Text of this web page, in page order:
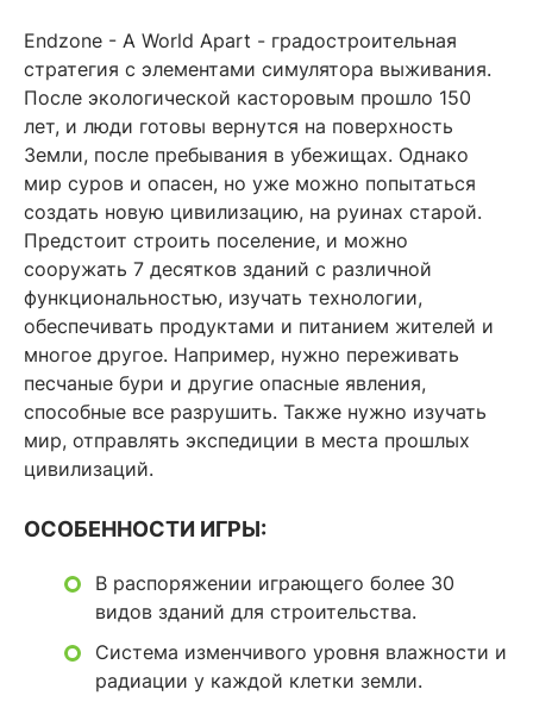
Endzone - A World Apart - градостроительная
стратегия с элементами симулятора выживания.
После экологической касторовым прошло 150
лет, и люди готовы вернутся на поверхность
Земли, после пребывания в убежищах. Однако
мир суров и опасен, но уже можно попытаться
создать новую цивилизацию, на руинах старой.
Предстоит строить поселение, и можно
сооружать 7 десятков зданий с различной
функциональностью, изучать технологии,
обеспечивать продуктами и питанием жителей и
многое другое. Например, нужно переживать
песчаные бури и другие опасные явления,
способные все разрушить. Также нужно изучать
мир, отправлять экспедиции в места прошлых
цивилизаций.
ОСОБЕННОСТИ ИГРЫ:
В распоряжении играющего более 30
видов зданий для строительства.
Система изменчивого уровня влажности и
радиации у каждой клетки земли.